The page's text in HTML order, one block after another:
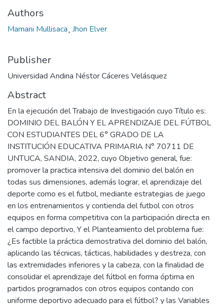
Authors
Mamani Mullisaca¸ Jhon Elver
Publisher
Universidad Andina Néstor Cáceres Velásquez
Abstract
En la ejecución del Trabajo de Investigación cuyo Título es:
DOMINIO DEL BALÓN Y EL APRENDIZAJE DEL FÚTBOL
CON ESTUDIANTES DEL 6° GRADO DE LA
INSTITUCIÓN EDUCATIVA PRIMARIA N° 70711 DE
UNTUCA, SANDIA, 2022, cuyo Objetivo general, fue:
promover la practica intensiva del dominio del balón en
todas sus dimensiones, además lograr, el aprendizaje del
deporte como es el futbol, mediante estrategias de juego
en los entrenamientos y contienda del futbol con otros
equipos en forma competitiva con la participación directa en
el campo deportivo, Y el Planteamiento del problema fue:
¿Es factible la práctica demostrativa del dominio del balón,
aplicando las técnicas, tácticas, habilidades y destreza, con
las extremidades inferiores y la cabeza, con la finalidad de
consolidar el aprendizaje del fútbol en forma óptima en
partidos programados con otros equipos contando con
uniforme deportivo adecuado para el fútbol? y las Variables